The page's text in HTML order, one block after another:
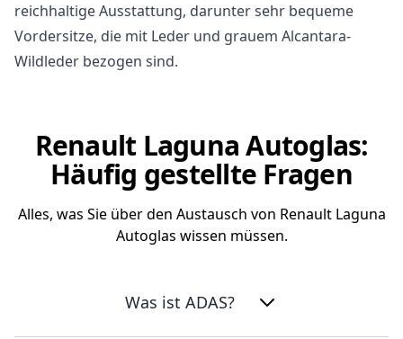
reichhaltige Ausstattung, darunter sehr bequeme
Vordersitze, die mit Leder und grauem Alcantara-
Wildleder bezogen sind.
Renault Laguna Autoglas:
Häufig gestellte Fragen
Alles, was Sie über den Austausch von Renault Laguna
Autoglas wissen müssen.
Was ist ADAS?